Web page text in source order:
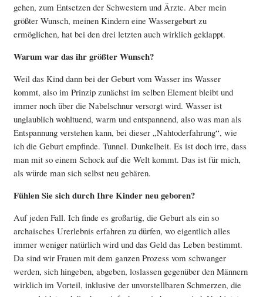
gehen, zum Entsetzen der Schwestern und Ärzte. Aber mein
größter Wunsch, meinen Kindern eine Wassergeburt zu
ermöglichen, hat bei den drei letzten auch wirklich geklappt.
Warum war das ihr größter Wunsch?
Weil das Kind dann bei der Geburt vom Wasser ins Wasser
kommt, also im Prinzip zunächst im selben Element bleibt und
immer noch über die Nabelschnur versorgt wird. Wasser ist
unglaublich wohltuend, warm und entspannend, also was man als
Entspannung verstehen kann, bei dieser „Nahtoderfahrung“, wie
ich die Geburt empfinde. Tunnel. Dunkelheit. Es ist doch irre, dass
man mit so einem Schock auf die Welt kommt. Das ist für mich,
als würde man sich selbst neu gebären.
Fühlen Sie sich durch Ihre Kinder neu geboren?
Auf jeden Fall. Ich finde es großartig, die Geburt als ein so
archaisches Urerlebnis erfahren zu dürfen, wo eigentlich alles
immer weniger natürlich wird und das Geld das Leben bestimmt.
Da sind wir Frauen mit dem ganzen Prozess vom schwanger
werden, sich hingeben, abgeben, loslassen gegenüber den Männern
wirklich im Vorteil, inklusive der unvorstellbaren Schmerzen, die